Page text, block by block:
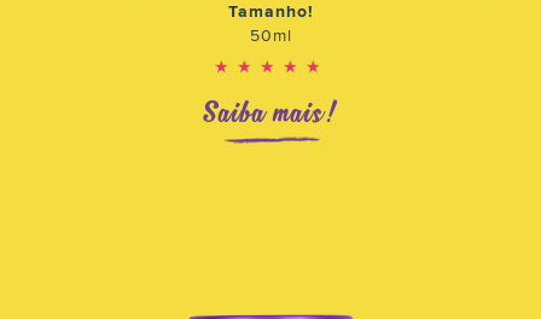
Tamanho!
50ml
★★★★★
Saiba mais!